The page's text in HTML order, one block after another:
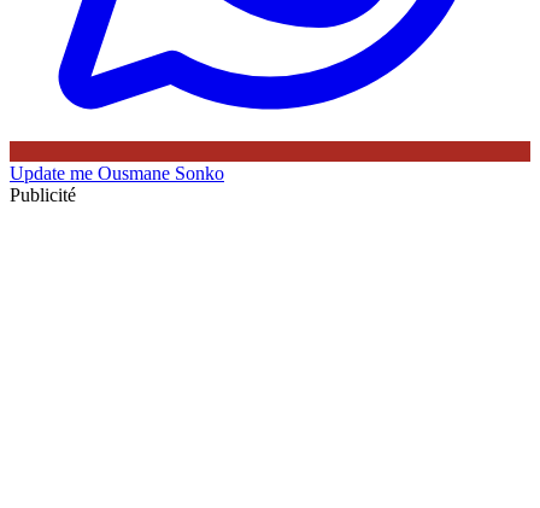
Update me Ousmane Sonko
Publicité